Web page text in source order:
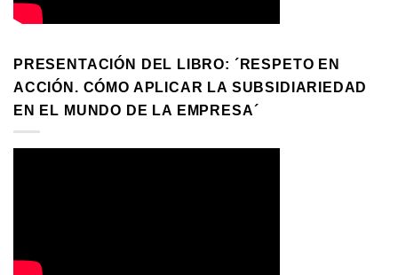
PRESENTACIÓN DEL LIBRO: ´RESPETO EN
ACCIÓN. CÓMO APLICAR LA SUBSIDIARIEDAD
EN EL MUNDO DE LA EMPRESA´